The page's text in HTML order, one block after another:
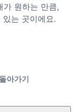
가 원하는 만큼,
는 곳이에요.
아가기